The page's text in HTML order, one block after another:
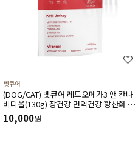
벳큐어
(DOG/CAT) 벳큐어 레드오메가3 앤 칸나
비디올(130g) 장건강 면역건강 항산화 피
부건강 피모건강에 도움
10,000원